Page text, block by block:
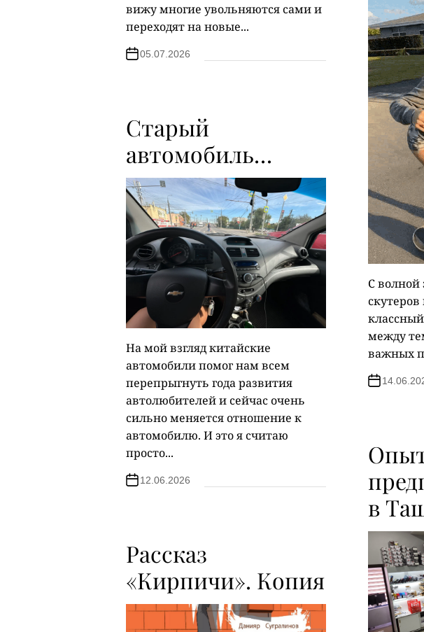
вижу многие увольняются сами и
переходят на новые...
05.07.2026
С волной
между
важных
Старый
автомобиль…
На мой взгляд китайские
автомобили помог нам всем
перепрыгнуть года развития
автолюбителей и сейчас очень
сильно меняется отношение к
автомобилю. И это я считаю
просто...
12.06.2026
в
Рассказ
«Кирпичи». Копия